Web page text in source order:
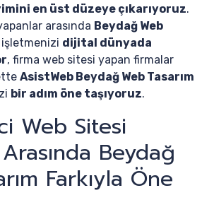
en üst düzeye çıkarıyoruz.
arasında Beydağ Web
işletmenizi dijital dünyada
, firma web sitesi yapan firmalar
AsistWeb Beydağ Web Tasarım
bir adım öne taşıyoruz.
Web Sitesi
Beydağ
Farkıyla Öne